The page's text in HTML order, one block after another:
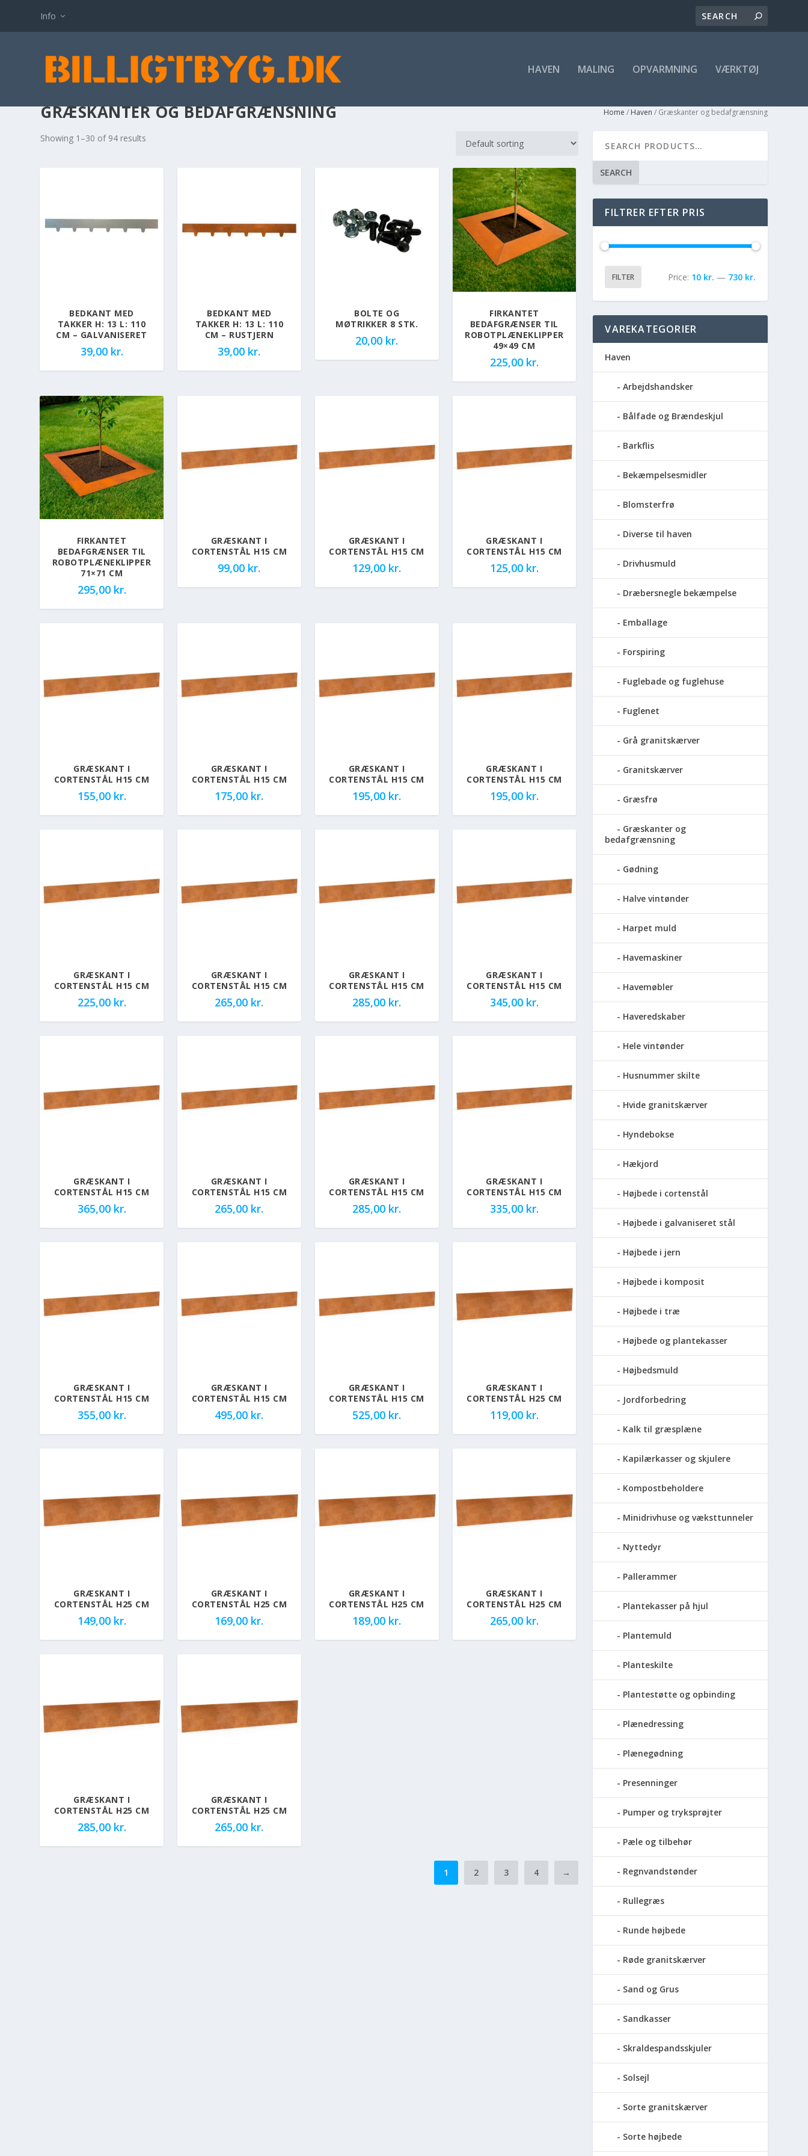
Info
HAVEN MALING OPVARMNING VÆRKTØJ
GRÆSKANTER OG BEDAFGRÆNSNING Home / Haven / Græskanter og bedafgrænsning
Showing 1–30 of 94 results
BEDKANT MED
TAKKER H: 13 L: 110
CM – GALVANISERET
39,00 kr.
BEDKANT MED
TAKKER H: 13 L: 110
CM – RUSTJERN
39,00 kr.
BOLTE OG
MØTRIKKER 8 STK.
20,00 kr.
FIRKANTET
BEDAFGRÆNSER TIL
ROBOTPLÆNEKLIPPER
49×49 CM
225,00 kr.
FIRKANTET
BEDAFGRÆNSER TIL
ROBOTPLÆNEKLIPPER
71×71 CM
295,00 kr.
GRÆSKANT I
CORTENSTÅL H15 CM
99,00 kr.
GRÆSKANT I
CORTENSTÅL H15 CM
129,00 kr.
GRÆSKANT I
CORTENSTÅL H15 CM
125,00 kr.
GRÆSKANT I
CORTENSTÅL H15 CM
155,00 kr.
GRÆSKANT I
CORTENSTÅL H15 CM
175,00 kr.
GRÆSKANT I
CORTENSTÅL H15 CM
195,00 kr.
GRÆSKANT I
CORTENSTÅL H15 CM
195,00 kr.
GRÆSKANT I
CORTENSTÅL H15 CM
225,00 kr.
GRÆSKANT I
CORTENSTÅL H15 CM
265,00 kr.
GRÆSKANT I
CORTENSTÅL H15 CM
285,00 kr.
GRÆSKANT I
CORTENSTÅL H15 CM
345,00 kr.
GRÆSKANT I
CORTENSTÅL H15 CM
365,00 kr.
GRÆSKANT I
CORTENSTÅL H15 CM
265,00 kr.
GRÆSKANT I
CORTENSTÅL H15 CM
285,00 kr.
GRÆSKANT I
CORTENSTÅL H15 CM
335,00 kr.
GRÆSKANT I
CORTENSTÅL H15 CM
355,00 kr.
GRÆSKANT I
CORTENSTÅL H15 CM
495,00 kr.
GRÆSKANT I
CORTENSTÅL H15 CM
525,00 kr.
GRÆSKANT I
CORTENSTÅL H25 CM
119,00 kr.
GRÆSKANT I
CORTENSTÅL H25 CM
149,00 kr.
GRÆSKANT I
CORTENSTÅL H25 CM
169,00 kr.
GRÆSKANT I
CORTENSTÅL H25 CM
189,00 kr.
GRÆSKANT I
CORTENSTÅL H25 CM
265,00 kr.
GRÆSKANT I
CORTENSTÅL H25 CM
285,00 kr.
GRÆSKANT I
CORTENSTÅL H25 CM
265,00 kr.
1 2 3 4 →
SEARCH
FILTRER EFTER PRIS
FILTER Price: 10 kr. — 730 kr.
VAREKATEGORIER
Haven
Arbejdshandsker
Bålfade og Brændeskjul
Barkflis
Bekæmpelsesmidler
Blomsterfrø
Diverse til haven
Drivhusmuld
Dræbersnegle bekæmpelse
Emballage
Forspiring
Fuglebade og fuglehuse
Fuglenet
Grå granitskærver
Granitskærver
Græsfrø
Græskanter og
bedafgrænsning
Gødning
Halve vintønder
Harpet muld
Havemaskiner
Havemøbler
Haveredskaber
Hele vintønder
Husnummer skilte
Hvide granitskærver
Hyndebokse
Hækjord
Højbede i cortenstål
Højbede i galvaniseret stål
Højbede i jern
Højbede i komposit
Højbede i træ
Højbede og plantekasser
Højbedsmuld
Jordforbedring
Kalk til græsplæne
Kapilærkasser og skjulere
Kompostbeholdere
Minidrivhuse og væksttunneler
Nyttedyr
Pallerammer
Plantekasser på hjul
Plantemuld
Planteskilte
Plantestøtte og opbinding
Plænedressing
Plænegødning
Presenninger
Pumper og tryksprøjter
Pæle og tilbehør
Regnvandstønder
Rullegræs
Runde højbede
Røde granitskærver
Sand og Grus
Sandkasser
Skraldespandsskjuler
Solsejl
Sorte granitskærver
Sorte højbede